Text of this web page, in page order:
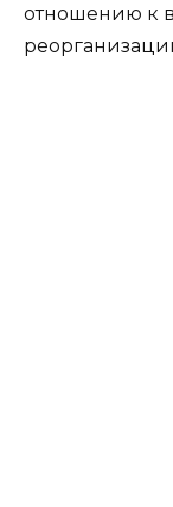
отношению к